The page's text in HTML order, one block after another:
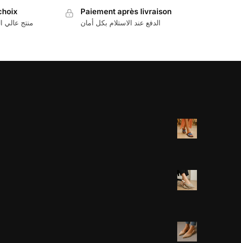
منتج عالي
Paiement après livraison
الدفع عند الاستلام بكل أمان